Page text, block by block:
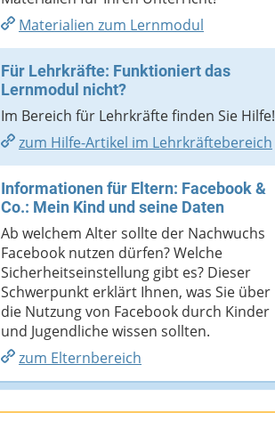
Materialien zum Lernmodul
Für Lehrkräfte: Funktioniert das
Lernmodul nicht?
Im Bereich für Lehrkräfte finden Sie Hilfe!
zum Hilfe-Artikel im Lehrkräftebereich
Informationen für Eltern: Facebook &
Co.: Mein Kind und seine Daten
Ab welchem Alter sollte der Nachwuchs
Facebook nutzen dürfen? Welche
Sicherheitseinstellung gibt es? Dieser
Schwerpunkt erklärt Ihnen, was Sie über
die Nutzung von Facebook durch Kinder
und Jugendliche wissen sollten.
zum Elternbereich